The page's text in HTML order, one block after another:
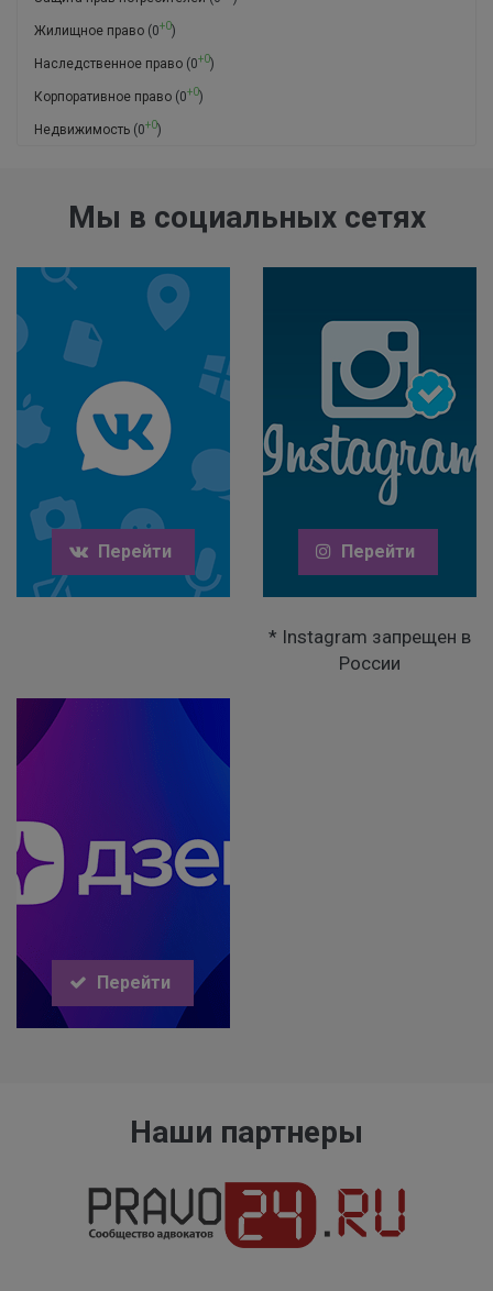
Жилищное право (0+0)
Наследственное право (0+0)
Корпоративное право (0+0)
Недвижимость (0+0)
Мы в социальных сетях
Перейти Перейти
* Instagram запрещен в
России
Перейти
Наши партнеры